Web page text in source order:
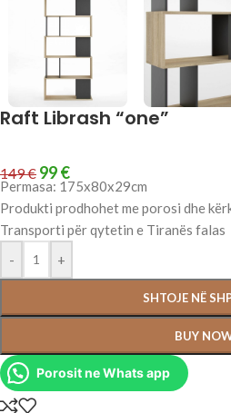
Raft Librash “one”
149€ 99€
Permasa: 175x80x29cm
Produkti prodhohet me porosi dhe
Transporti për qytetin e Tiranës falas
-
+
SHTOJE NË
BUY
Porosit ne Whats app